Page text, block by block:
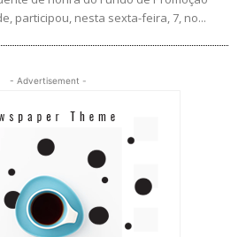
participou, nesta sexta-feira, 7, no...
- Advertisement -